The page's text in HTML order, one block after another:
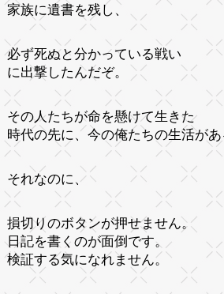
家族に遺書を残し、
必ず死ぬと分かっている戦い
に出撃したんだぞ。
その人たちが命を懸けて生きた
時代の先に、今の俺たちの生活があ
それなのに、
損切りのボタンが押せません。
日記を書くのが面倒です。
検証する気になれません。